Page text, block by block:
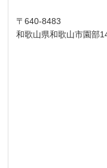
〒640-8483
和歌山県和歌山市園部